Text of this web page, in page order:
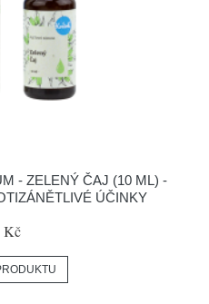
- ZELENÝ ČAJ (10 ML) -
ÚČINKY
Kč